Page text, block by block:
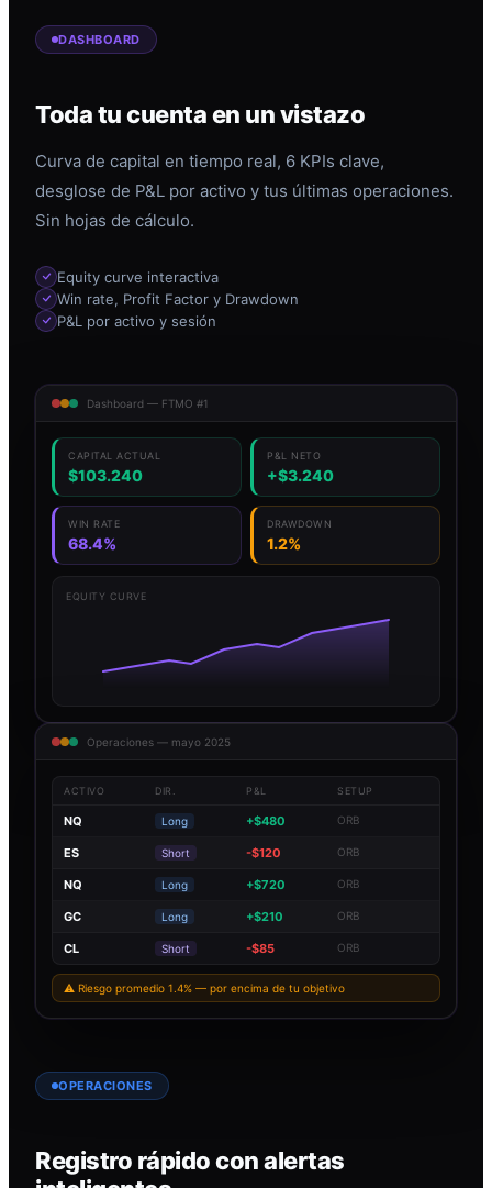
DASHBOARD
Toda tu cuenta en un vistazo
Curva de capital en tiempo real, 6 KPIs clave,
desglose de P&L por activo y tus últimas operaciones.
Sin hojas de cálculo.
Equity curve interactiva
Win rate, Profit Factor y Drawdown
P&L por activo y sesión
Dashboard — FTMO #1
CAPITAL ACTUAL
$103.240
P&L NETO
+$3.240
WIN RATE
68.4%
DRAWDOWN
1.2%
EQUITY CURVE
Operaciones — mayo 2025
ACTIVO DIR. P&L SETUP
NQ Long +$480 ORB
ES Short -$120 ORB
NQ Long +$720 ORB
GC Long +$210 ORB
CL Short -$85 ORB
⚠ Riesgo promedio 1.4% — por encima de tu objetivo
OPERACIONES
Registro rápido con alertas